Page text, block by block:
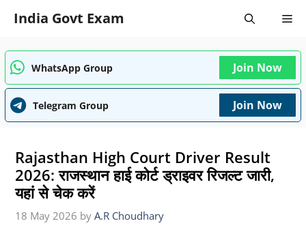
India Govt Exam
WhatsApp Group Join Now
Telegram Group Join Now
Rajasthan High Court Driver Result
2026: राजस्थान हाई कोर्ट ड्राइवर रिजल्ट जारी,
यहां से चेक करें
18 May 2026 by A.R Choudhary